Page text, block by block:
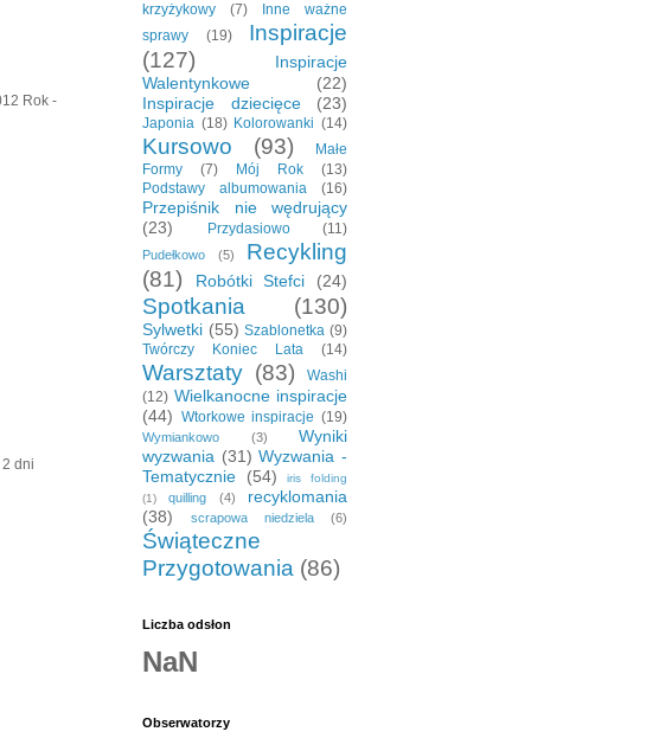
Rok -
dni
krzyżykowy
(7)
Inne ważne
sprawy
(19)
Inspiracje
(127)
Inspiracje
Walentynkowe
(22)
Inspiracje dziecięce
(23)
Japonia (18) Kolorowanki (14)
Kursowo (93)
Małe
Formy
(7) Mój Rok
(13)
Podstawy albumowania
(16)
Przepiśnik nie wędrujący
(23)
Przydasiowo (11)
Pudełkowo (5)
Recykling
(81)
Robótki Stefci (24)
Spotkania (130)
Sylwetki (55) Szablonetka (9)
Twórczy Koniec Lata
(14)
Warsztaty (83)
Washi
(12) Wielkanocne inspiracje
(44) Wtorkowe inspiracje (19)
Wymiankowo (3)
Wyniki
wyzwania (31) Wyzwania -
Tematycznie
(54)
iris folding
(1)
quilling (4)
recyklomania
(38)
scrapowa niedziela (6)
Świąteczne
Przygotowania (86)
Liczba odsłon
NaN
Obserwatorzy